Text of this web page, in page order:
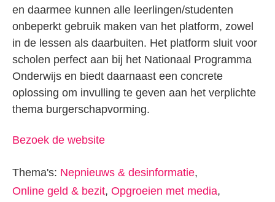
en daarmee kunnen alle leerlingen/studenten
onbeperkt gebruik maken van het platform, zowel
in de lessen als daarbuiten. Het platform sluit voor
scholen perfect aan bij het Nationaal Programma
Onderwijs en biedt daarnaast een concrete
oplossing om invulling te geven aan het verplichte
thema burgerschapvorming.
Bezoek de website
Thema's: Nepnieuws & desinformatie,
Online geld & bezit, Opgroeien met media,